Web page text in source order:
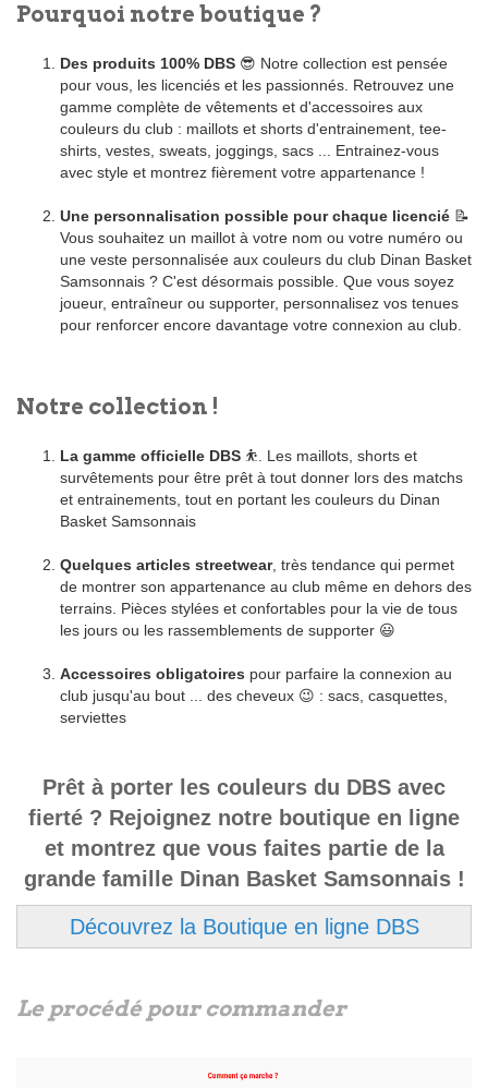
Pourquoi notre boutique ?
Des produits 100% DBS 😎 Notre collection est pensée
pour vous, les licenciés et les passionnés. Retrouvez une
gamme complète de vêtements et d'accessoires aux
couleurs du club : maillots et shorts d'entrainement, tee-
shirts, vestes, sweats, joggings, sacs ... Entrainez-vous
avec style et montrez fièrement votre appartenance !
Une personnalisation possible pour chaque licencié 📝
Vous souhaitez un maillot à votre nom ou votre numéro ou
une veste personnalisée aux couleurs du club Dinan Basket
Samsonnais ? C'est désormais possible. Que vous soyez
joueur, entraîneur ou supporter, personnalisez vos tenues
pour renforcer encore davantage votre connexion au club.
Notre collection !
La gamme officielle DBS ⛹. Les maillots, shorts et
survêtements pour être prêt à tout donner lors des matchs
et entrainements, tout en portant les couleurs du Dinan
Basket Samsonnais
Quelques articles streetwear, très tendance qui permet
de montrer son appartenance au club même en dehors des
terrains. Pièces stylées et confortables pour la vie de tous
les jours ou les rassemblements de supporter 😃
Accessoires obligatoires pour parfaire la connexion au
club jusqu'au bout ... des cheveux 😉 : sacs, casquettes,
serviettes
Prêt à porter les couleurs du DBS avec
fierté ? Rejoignez notre boutique en ligne
et montrez que vous faites partie de la
grande famille Dinan Basket Samsonnais !
Découvrez la Boutique en ligne DBS
Le procédé pour commander